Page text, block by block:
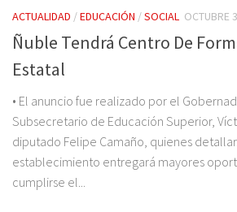
ACTUALIDAD /EDUCACIÓN /SOCIAL OCTUBRE
Ñuble Tendrá Centro De
Estatal
• El anuncio fue realizado por el
Subsecretario de Educación Superior,
diputado Felipe Camaño, quienes
establecimiento entregará mayores
cumplirse el...